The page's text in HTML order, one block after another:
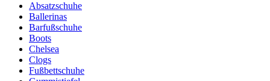
Absatzschuhe
Ballerinas
Barfußschuhe
Boots
Chelsea
Clogs
Fußbettschuhe